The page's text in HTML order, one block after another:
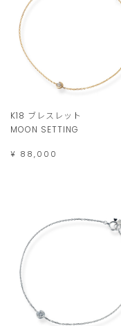
K18 ブレスレット
MOON SETTING
¥ 88,000